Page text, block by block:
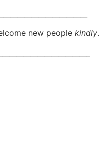
new peoplekindly